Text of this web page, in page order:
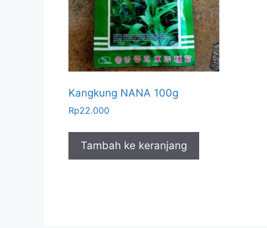
Kangkung NANA 100g
Rp22.000
Tambah ke keranjang